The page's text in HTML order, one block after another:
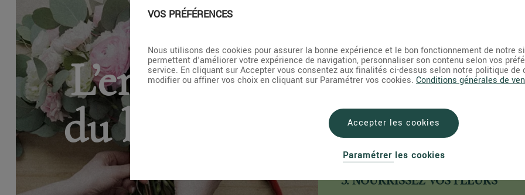
L’entretien
du bouquet
Coupez les feuilles de votre bouquet qui
susceptibles de tremper dans l'eau. Afin d'obtenir
coupure nette et précise, utilisez de préférence
3. NOURRISSEZ VOS FLEURS
VOS PRÉFÉRENCES
Nous utilisons des cookies pour assurer la bonne expérience et le bon fonctionnement de notre
permettent d'améliorer votre expérience de navigation, personnaliser son contenu selon vos
service. En cliquant sur Accepter vous consentez aux finalités ci-dessus selon notre politique de
modifier ou affiner vos choix en cliquant sur Paramétrer vos cookies. Conditions générales de
Accepter les cookies
Paramétrer les cookies